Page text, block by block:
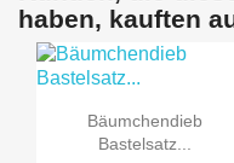
haben, kauften
 Vorschau
Bäumchendieb
Bastelsatz...